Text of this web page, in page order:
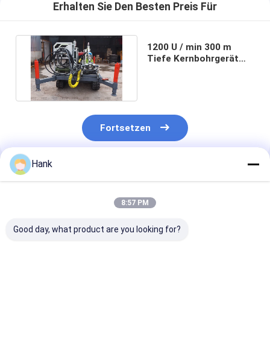
Erhalten Sie Den Besten Preis Für
1200 U / min 300 m
Tiefe Kernbohrgerät
Fortsetzen
Empfohlene Produkte
Hank
8:57 PM
Good day, what product are you looking for?